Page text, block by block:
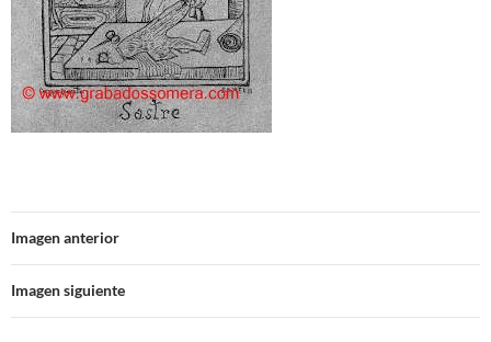
Imagen anterior
Imagen siguiente